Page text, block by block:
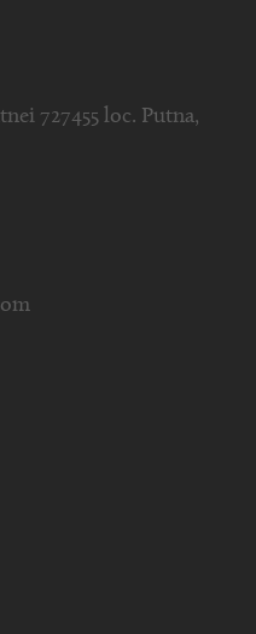
727455 loc. Putna,